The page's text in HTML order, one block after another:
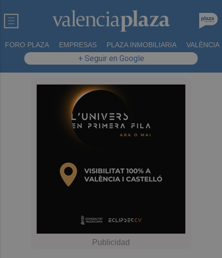
FORO PLAZA EMPRESAS PLAZA INMOBILIARIA VALÈNCIA
+ Seguir en Google